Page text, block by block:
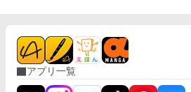
アプリ一覧